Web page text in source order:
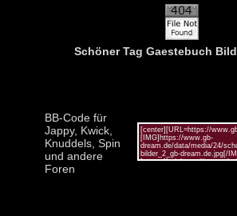
Schöner Tag Gaestebuch Bild
BB-Code für
Jappy, Kwick,
Knuddels, Spin
und andere
Foren